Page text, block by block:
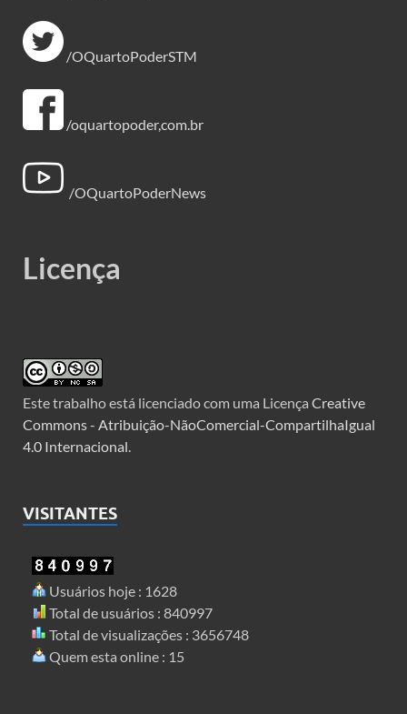
/OQuartoPoderSTM
/oquartopoder,com.br
/OQuartoPoderNews
Licença
Este trabalho está licenciado com uma Licença Creative
Commons - Atribuição-NãoComercial-CompartilhaIgual
4.0 Internacional
VISITANTES
Usuários hoje : 1628
Total de usuários : 840997
Total de visualizações : 3656748
Quem esta online : 15